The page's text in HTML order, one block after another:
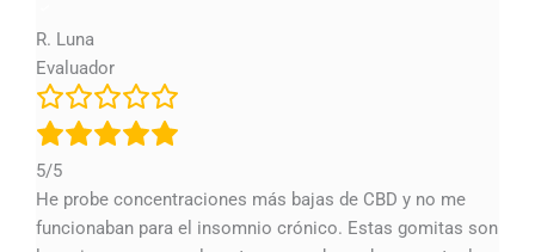
R. Luna
Evaluador
5/5
He probe concentraciones más bajas de CBD y no me
funcionaban para el insomnio crónico. Estas gomitas son